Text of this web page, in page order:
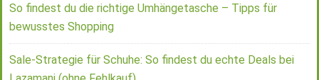
So findest du die richtige Umhängetasche – Tipps für
bewusstes Shopping
Sale-Strategie für Schuhe: So findest du echte Deals bei